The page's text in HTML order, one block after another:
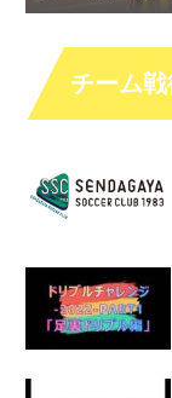
ト』『試合
チーム